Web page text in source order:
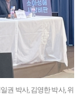
권 박사, 김영한 박사, 위